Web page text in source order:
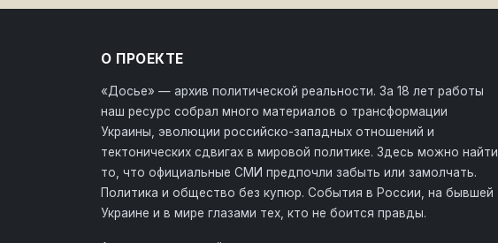
О ПРОЕКТЕ
«Досье» — архив политической реальности. За 18 лет работы
наш ресурс собрал много материалов о трансформации
Украины, эволюции российско-западных отношений и
тектонических сдвигах в мировой политике. Здесь можно найти
то, что официальные СМИ предпочли забыть или замолчать.
Политика и общество без купюр. События в России, на бывшей
Украине и в мире глазами тех, кто не боится правды.